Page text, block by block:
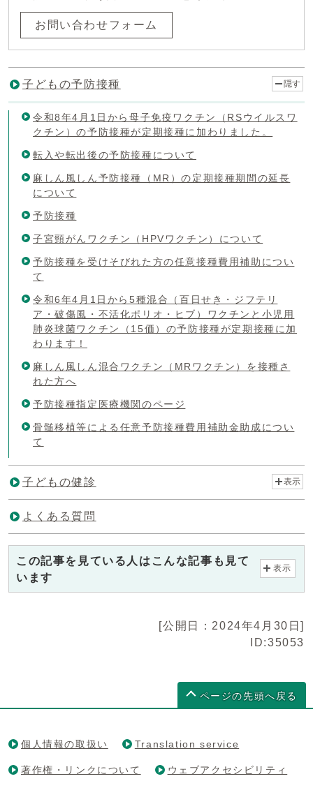
お問い合わせフォーム
子どもの予防接種 隠す
令和8年4月1日から母子免疫ワクチン（RSウイルスワ
クチン）の予防接種が定期接種に加わりました。
転入や転出後の予防接種について
麻しん風しん予防接種（MR）の定期接種期間の延長
について
予防接種
子宮頸がんワクチン（HPVワクチン）について
予防接種を受けそびれた方の任意接種費用補助につい
て
令和6年4月1日から5種混合（百日せき・ジフテリ
ア・破傷風・不活化ポリオ・ヒブ）ワクチンと小児用
肺炎球菌ワクチン（15価）の予防接種が定期接種に加
わります！
麻しん風しん混合ワクチン（MRワクチン）を接種さ
れた方へ
予防接種指定医療機関のページ
骨髄移植等による任意予防接種費用補助金助成につい
て
子どもの健診 表示
よくある質問
この記事を見ている人はこんな記事も見て
います
表示
[公開日：2024年4月30日]
ID:35053
ページの先頭へ戻る
個人情報の取扱い Translation service
著作権・リンクについて ウェブアクセシビリティ